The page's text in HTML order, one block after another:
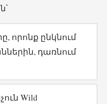
որոնք ընկնում
դառնում
Wild